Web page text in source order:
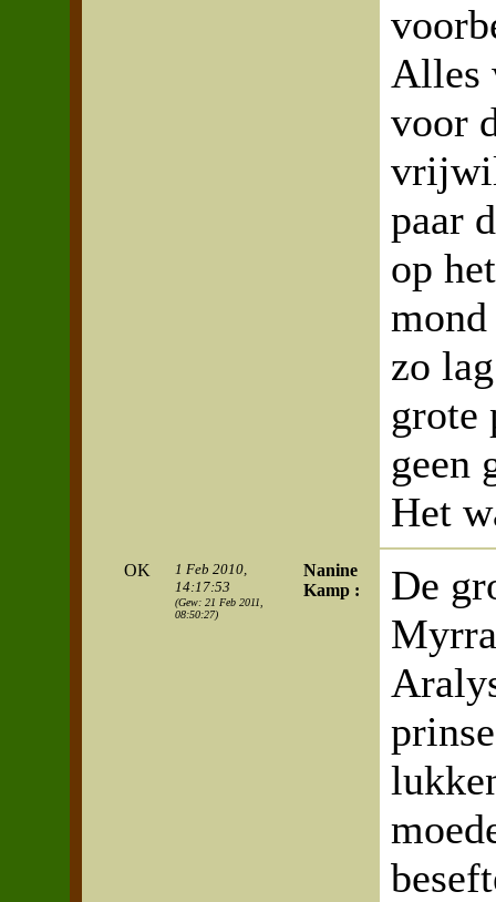
Alles
voor
paar
op
zo
grote
geen
Het
OK
1 Feb 2010,
14:17:53
(Gew: 21 Feb 2011,
08:50:27)
Nanine
Kamp :
De